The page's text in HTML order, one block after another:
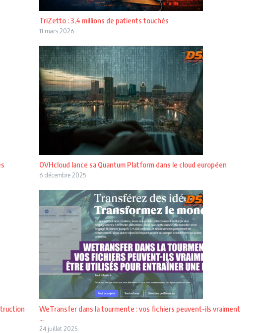
TriZetto : 3,4 millions de patients touchés
11 mars 2026
OVHcloud lance sa Quantum Platform dans le cloud européen
6 décembre 2025
WeTransfer dans la tourmente : vos fichiers peuvent-ils vraiment
24 juillet 2025